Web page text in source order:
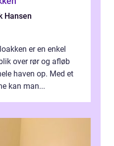
Hansen
er en enkel
over rør og afløb
haven op. Med et
kan man...